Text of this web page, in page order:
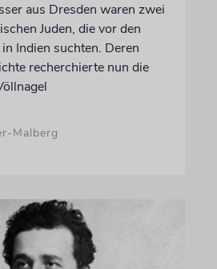
aus Dresden waren zwei
Juden, die vor den
Indien suchten. Deren
recherchierte nun die
Malberg